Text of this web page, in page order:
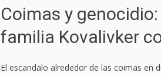
Coimas y
familia Kovalivker
El escandalo alrededor de las coimas en